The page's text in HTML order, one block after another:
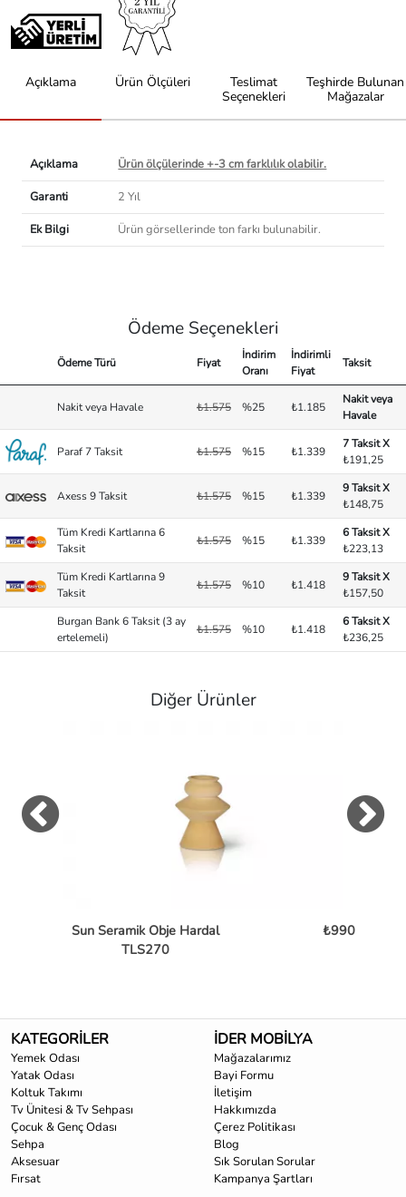
Açıklama Ürün Ölçüleri
Teslimat
Seçenekleri
Teşhirde Bulunan
Mağazalar
Açıklama
Ürün ölçülerinde +-3 cm farklılık olabilir.
Garanti
2 Yıl
Ek Bilgi
Ürün görsellerinde ton farkı bulunabilir.
Ödeme Seçenekleri
Ödeme Türü Fiyat
İndirim
Oranı
İndirimli
Fiyat
Taksit
Nakit veya Havale ₺1.575 %25 ₺1.185
Nakit veya
Havale
Paraf 7 Taksit ₺1.575 %15 ₺1.339
7 Taksit X
₺191,25
Axess 9 Taksit ₺1.575 %15 ₺1.339
9 Taksit X
₺148,75
Tüm Kredi Kartlarına 6
Taksit
₺1.575 %15 ₺1.339
6 Taksit X
₺223,13
Tüm Kredi Kartlarına 9
Taksit
₺1.575 %10 ₺1.418
9 Taksit X
₺157,50
Burgan Bank 6 Taksit (3 ay
ertelemeli)
₺1.575 %10 ₺1.418
6 Taksit X
₺236,25
Diğer Ürünler
Sun Seramik Obje Hardal
TLS270
₺990
KATEGORİLER
Yemek Odası
Yatak Odası
Koltuk Takımı
Tv Ünitesi & Tv Sehpası
Çocuk & Genç Odası
Sehpa
Aksesuar
Fırsat
İDER MOBİLYA
Mağazalarımız
Bayi Formu
İletişim
Hakkımızda
Çerez Politikası
Blog
Sık Sorulan Sorular
Kampanya Şartları